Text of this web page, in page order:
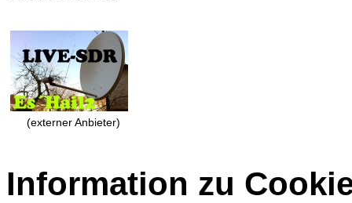
(externer Anbieter)
Information zu